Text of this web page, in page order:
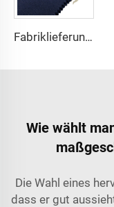
Fabriklieferung 65% Polyester 35% Baumwolle für Futter von Jeans, einfaches TC-TWILL gefärbter Stoff für Arbeitskleidung
Wie wählt
Die Wahl eines
dass er gut